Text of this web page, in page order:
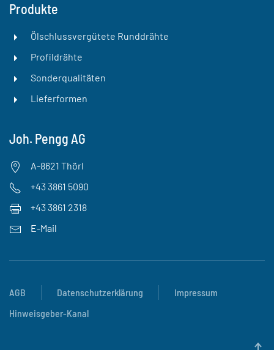
Produkte
Ölschlussvergütete Runddrähte
Profildrähte
Sonderqualitäten
Lieferformen
Joh. Pengg AG
A-8621 Thörl
+43 3861 5090
+43 3861 2318
E-Mail
AGB Datenschutzerklärung
Impressum
Hinweisgeber-Kanal